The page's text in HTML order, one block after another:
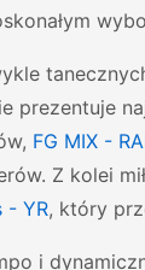
prezentuje
FG MIX -
Z kolei
- YR, który
i